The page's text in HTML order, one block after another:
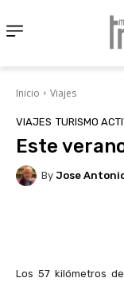
Inicio Viajes
VIAJES TURISMO
Este
By Jose
Los 57 kilómetros